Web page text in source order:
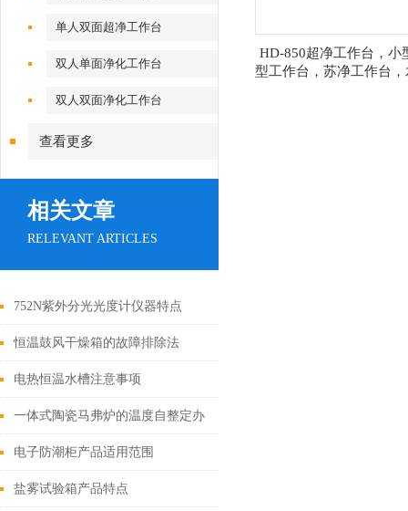
单人双面超净工作台
双人单面净化工作台
双人双面净化工作台
查看更多
相关文章
RELEVANT ARTICLES
752N紫外分光光度计仪器特点
恒温鼓风干燥箱的故障排除法
电热恒温水槽注意事项
一体式陶瓷马弗炉的温度自整定办
法
电子防潮柜产品适用范围
盐雾试验箱产品特点
HD-850超净工作台，小
型工作台，苏净工作台